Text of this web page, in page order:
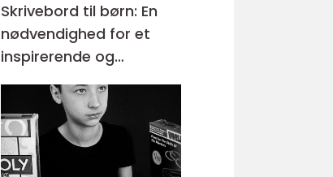
Skrivebord til børn: En
nødvendighed for et
inspirerende og
funktionelt læringsmiljø